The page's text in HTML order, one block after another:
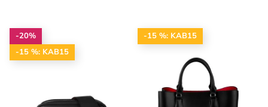
-20%
-15 %: KAB15
-15 %: KAB15